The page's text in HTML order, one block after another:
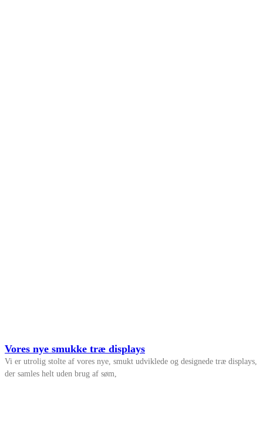
Vores nye smukke træ displays
Vi er utrolig stolte af vores nye, smukt udviklede og designede træ displays,
der samles helt uden brug af søm,